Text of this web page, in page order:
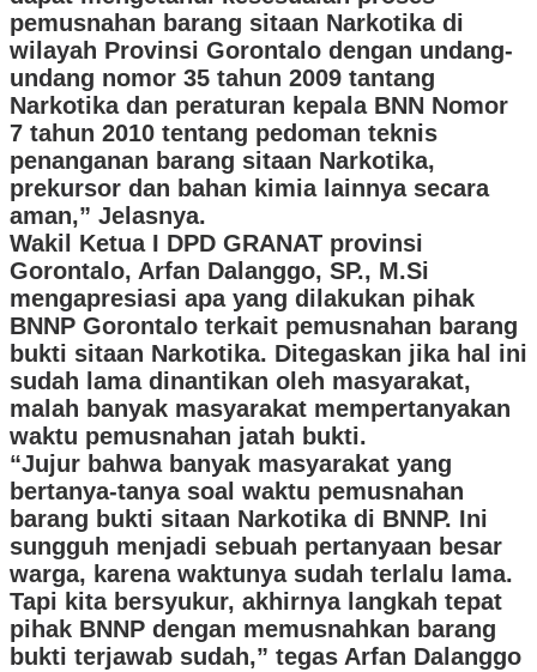
pemusnahan barang sitaan Narkotika di
wilayah Provinsi Gorontalo dengan undang-
undang nomor 35 tahun 2009 tantang
Narkotika dan peraturan kepala BNN Nomor
7 tahun 2010 tentang pedoman teknis
penanganan barang sitaan Narkotika,
prekursor dan bahan kimia lainnya secara
aman,” Jelasnya.
Wakil Ketua I DPD GRANAT provinsi
Gorontalo, Arfan Dalanggo, SP., M.Si
mengapresiasi apa yang dilakukan pihak
BNNP Gorontalo terkait pemusnahan barang
bukti sitaan Narkotika. Ditegaskan jika hal ini
sudah lama dinantikan oleh masyarakat,
malah banyak masyarakat mempertanyakan
waktu pemusnahan jatah bukti.
“Jujur bahwa banyak masyarakat yang
bertanya-tanya soal waktu pemusnahan
barang bukti sitaan Narkotika di BNNP. Ini
sungguh menjadi sebuah pertanyaan besar
warga, karena waktunya sudah terlalu lama.
Tapi kita bersyukur, akhirnya langkah tepat
pihak BNNP dengan memusnahkan barang
bukti terjawab sudah,” tegas Arfan Dalanggo